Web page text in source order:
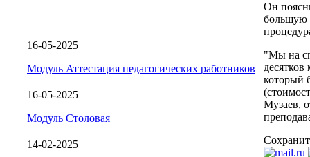
16-05-2025
Модуль Аттестация педагогических работников
16-05-2025
Модуль Столовая
14-02-2025
Он
большую
"Мы на
который
Музаев,